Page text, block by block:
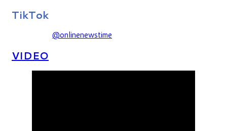
TikTok
@onlinenewstime
VIDEO